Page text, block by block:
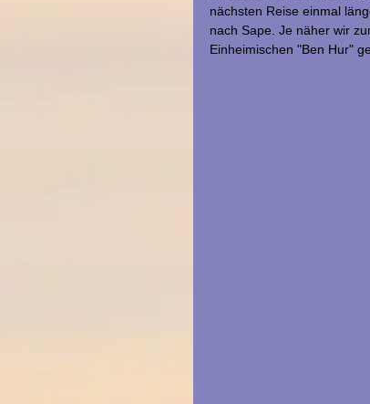
nächsten Reise einmal
nach Sape. Je näher wir
Einheimischen "Ben Hur"